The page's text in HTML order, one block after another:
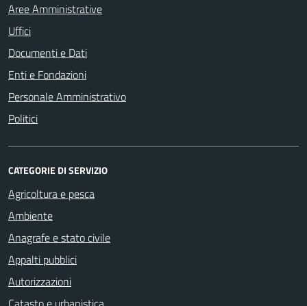
Aree Amministrative
Uffici
Documenti e Dati
Enti e Fondazioni
Personale Amministrativo
Politici
CATEGORIE DI SERVIZIO
Agricoltura e pesca
Ambiente
Anagrafe e stato civile
Appalti pubblici
Autorizzazioni